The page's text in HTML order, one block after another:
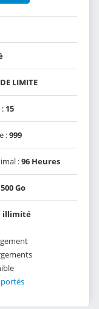
LIMITE
15
:999
:96 Heures
500 Go
illimité